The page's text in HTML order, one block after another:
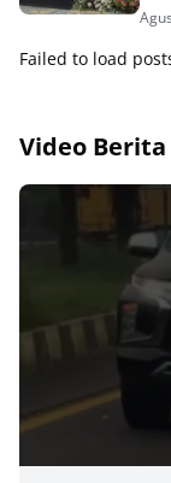
Failed to load
Video Berita